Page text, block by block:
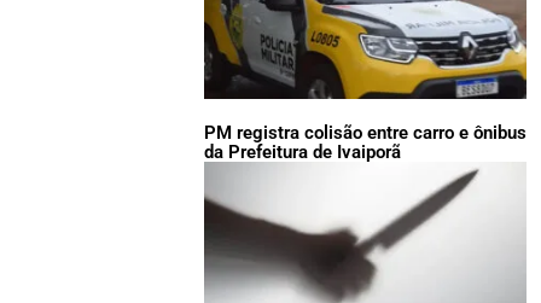
PM registra colisão entre carro e ônibus
da Prefeitura de Ivaiporã